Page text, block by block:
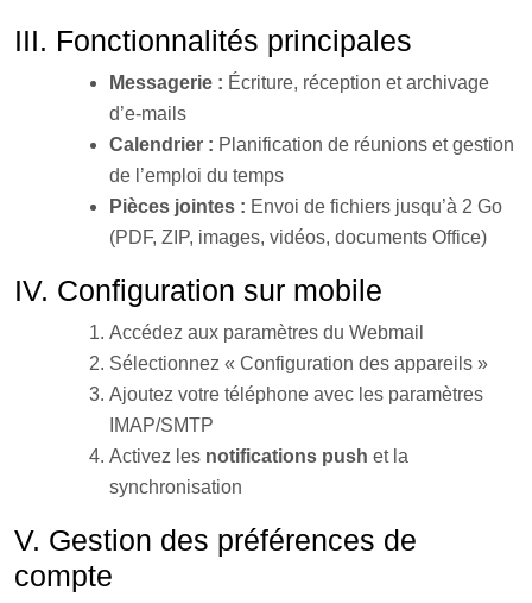
III. Fonctionnalités principales
Messagerie : Écriture, réception et archivage
d’e-mails
Calendrier : Planification de réunions et gestion
de l’emploi du temps
Pièces jointes : Envoi de fichiers jusqu’à 2 Go
(PDF, ZIP, images, vidéos, documents Office)
IV. Configuration sur mobile
Accédez aux paramètres du Webmail
Sélectionnez « Configuration des appareils »
Ajoutez votre téléphone avec les paramètres
IMAP/SMTP
Activez les notifications push et la
synchronisation
V. Gestion des préférences de
compte